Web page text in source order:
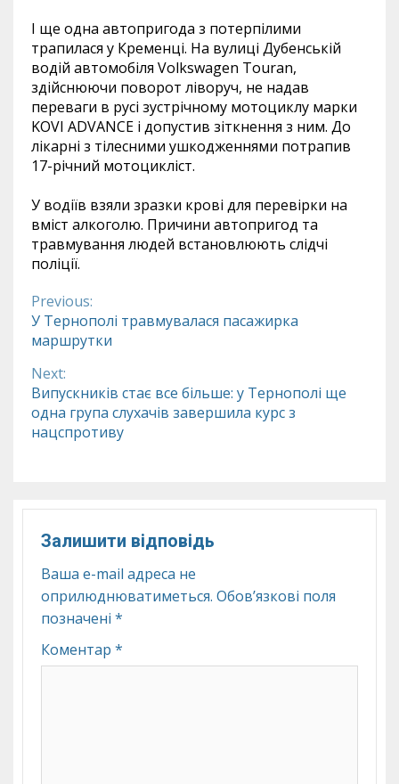
І ще одна автопригода з потерпілими
трапилася у Кременці. На вулиці Дубенській
водій автомобіля Volkswagen Touran,
здійснюючи поворот ліворуч, не надав
переваги в русі зустрічному мотоциклу марки
KOVI ADVANCE і допустив зіткнення з ним. До
лікарні з тілесними ушкодженнями потрапив
17-річний мотоцикліст.
У водіїв взяли зразки крові для перевірки на
вміст алкоголю. Причини автопригод та
травмування людей встановлюють слідчі
поліції.
Continue
Reading
Previous:
У Тернополі травмувалася пасажирка
маршрутки
Next:
Випускників стає все більше: у Тернополі ще
одна група слухачів завершила курс з
нацспротиву
Залишити відповідь
Ваша e-mail адреса не
оприлюднюватиметься. Обов’язкові поля
позначені *
Коментар *